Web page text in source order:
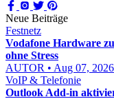
Neue Beiträge
Festnetz
Vodafone Hardware
ohne Stress
AUTOR • Aug 07, 2026
VoIP & Telefonie
Outlook Add-in